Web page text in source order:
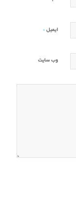
ایمیل *
وب‌ سایت